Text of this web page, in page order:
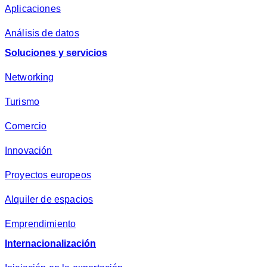
Aplicaciones
Análisis de datos
Soluciones y servicios
Networking
Turismo
Comercio
Innovación
Proyectos europeos
Alquiler de espacios
Emprendimiento
Internacionalización